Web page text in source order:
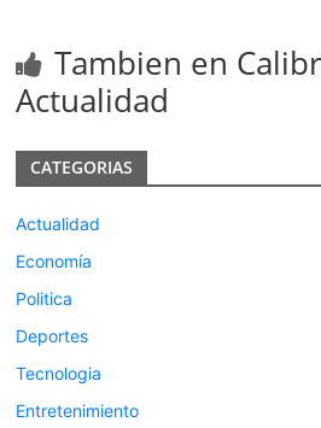
Tambien en
Actualidad
CATEGORIAS
Actualidad
Economía
Politica
Deportes
Tecnologia
Entretenimiento